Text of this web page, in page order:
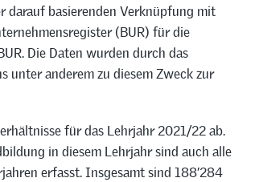
darauf basierenden Verknüpfung mit
(BUR) für die
Die Daten wurden durch das
anderem zu diesem Zweck zur
für das Lehrjahr 2021/22 ab.
in diesem Lehrjahr sind auch alle
erfasst. Insgesamt sind 188’284